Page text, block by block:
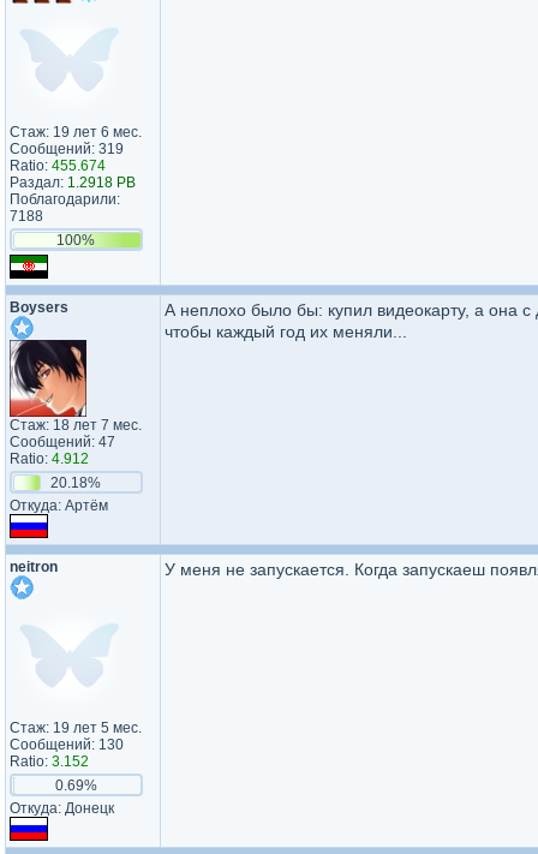
Стаж: 19 лет 6 мес.
Сообщений: 319
Ratio: 455.674
Раздал: 1.2918 PB
Поблагодарили:
7188
100%
Boysers
Стаж: 18 лет 7 мес.
Сообщений: 47
Ratio: 4.912
20.18%
Откуда: Артём
А неплохо было бы: купил видеокарту, а она
чтобы каждый год их меняли...
neitron
Стаж: 19 лет 5 мес.
Сообщений: 130
Ratio: 3.152
0.69%
Откуда: Донецк
У меня не запускается. Когда запускаеш